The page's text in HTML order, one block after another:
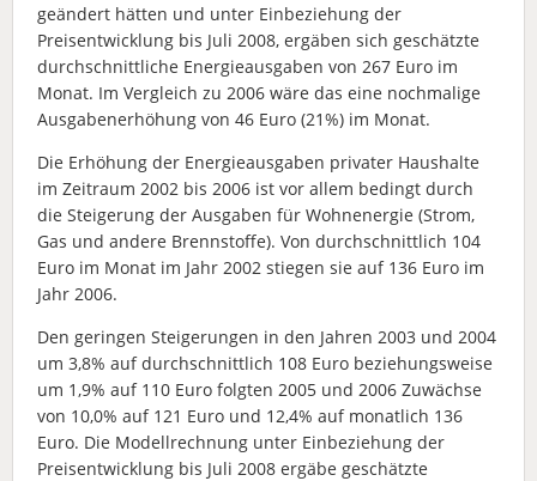
geändert hätten und unter Einbeziehung der
Preisentwicklung bis Juli 2008, ergäben sich geschätzte
durchschnittliche Energieausgaben von 267 Euro im
Monat. Im Vergleich zu 2006 wäre das eine nochmalige
Ausgabenerhöhung von 46 Euro (21%) im Monat.
Die Erhöhung der Energieausgaben privater Haushalte
im Zeitraum 2002 bis 2006 ist vor allem bedingt durch
die Steigerung der Ausgaben für Wohnenergie (Strom,
Gas und andere Brennstoffe). Von durchschnittlich 104
Euro im Monat im Jahr 2002 stiegen sie auf 136 Euro im
Jahr 2006.
Den geringen Steigerungen in den Jahren 2003 und 2004
um 3,8% auf durchschnittlich 108 Euro beziehungsweise
um 1,9% auf 110 Euro folgten 2005 und 2006 Zuwächse
von 10,0% auf 121 Euro und 12,4% auf monatlich 136
Euro. Die Modellrechnung unter Einbeziehung der
Preisentwicklung bis Juli 2008 ergäbe geschätzte